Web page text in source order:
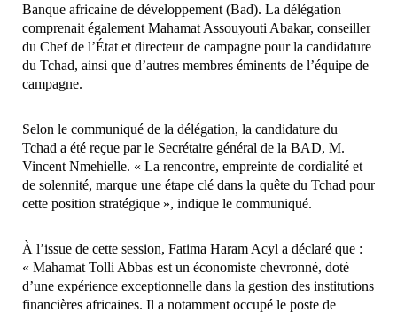
Banque africaine de développement (Bad). La délégation
comprenait également Mahamat Assouyouti Abakar, conseiller
du Chef de l’État et directeur de campagne pour la candidature
du Tchad, ainsi que d’autres membres éminents de l’équipe de
campagne.
Selon le communiqué de la délégation, la candidature du
Tchad a été reçue par le Secrétaire général de la BAD, M.
Vincent Nmehielle. « La rencontre, empreinte de cordialité et
de solennité, marque une étape clé dans la quête du Tchad pour
cette position stratégique », indique le communiqué.
À l’issue de cette session, Fatima Haram Acyl a déclaré que :
« Mahamat Tolli Abbas est un économiste chevronné, doté
d’une expérience exceptionnelle dans la gestion des institutions
financières africaines. Il a notamment occupé le poste de